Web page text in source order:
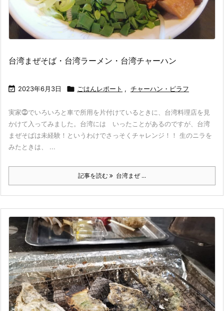
台湾まぜそば・台湾ラーメン・台湾チャーハン
 2023年6月3日  ごはんレポート , チャーハン・ピラフ
実家⓶でいろいろと車で所用を片付けているときに、台湾料理店を見
かけて入ってみました。台湾には いったことがあるのですが、台湾
まぜそばは未経験！というわけでさっそくチャレンジ！！ 生のニラを
みたときは、 ...
記事を読む 台湾まぜ ...